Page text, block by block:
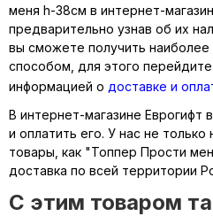
меня h-38см в интернет-
предварительно узнав об их
вы сможете получить
способом, для этого
информацией о доставке и
В интернет-магазине Еврогифт
и оплатить его. У нас не только
товары, как "Топпер Прости
доставка по всей территории
C этим товаром